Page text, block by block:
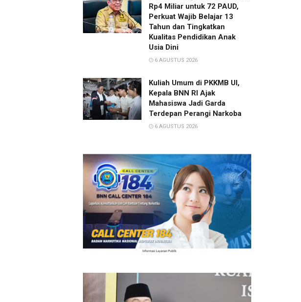
Rp4 Miliar untuk 72 PAUD,
Perkuat Wajib Belajar 13
Tahun dan Tingkatkan
Kualitas Pendidikan Anak
Usia Dini
6 AGUSTUS 2026
Kuliah Umum di PKKMB UI,
Kepala BNN RI Ajak
Mahasiswa Jadi Garda
Terdepan Perangi Narkoba
6 AGUSTUS 2026